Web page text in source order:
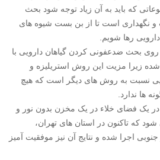
که باید به آن زیاد توجه شود بحث
نگهداری است تا از بن بست شیوه های
رها شویم.
بحث ضدعفونی کردن گیاهان دارویی با
زیرا مزیت این روش استریلیزه و
نسبت به روش های دیگر است که هیچ
ها ندارد.
یک فضای خلاء در یک مخزن بدون نور و
که تاکنون در استان های تهران،
اجرا شده و نتایج آن نیز موفقیت آمیز